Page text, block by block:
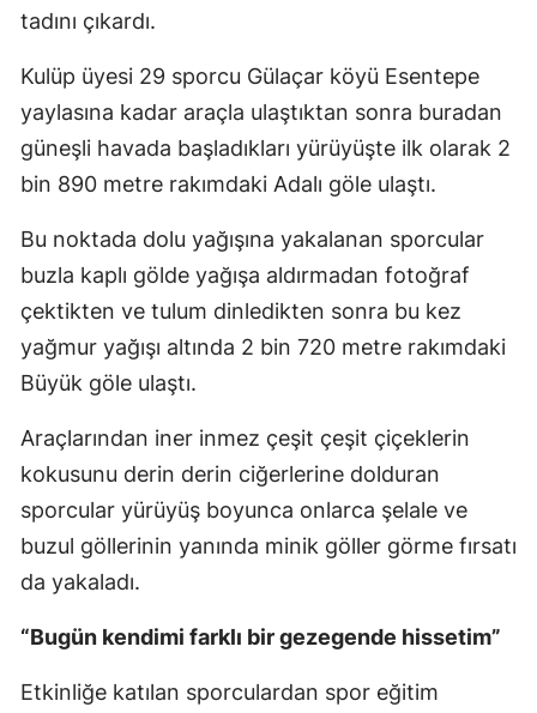
Sakarya
Samsun
Sivas
Tekirdağ
Trabzon
Tunceli
Şanlıurfa
Van
Yozgat
tadını çıkardı.
Kulüp üyesi 29 sporcu Gülaçar köyü Esentepe
yaylasına kadar araçla ulaştıktan sonra buradan
güneşli havada başladıkları yürüyüşte ilk olarak 2
bin 890 metre rakımdaki Adalı göle ulaştı.
Bu noktada dolu yağışına yakalanan sporcular
buzla kaplı gölde yağışa aldırmadan fotoğraf
çektikten ve tulum dinledikten sonra bu kez
yağmur yağışı altında 2 bin 720 metre rakımdaki
Büyük göle ulaştı.
Araçlarından iner inmez çeşit çeşit çiçeklerin
kokusunu derin derin ciğerlerine dolduran
sporcular yürüyüş boyunca onlarca şelale ve
buzul göllerinin yanında minik göller görme fırsatı
da yakaladı.
“Bugün kendimi farklı bir gezegende hissetim”
Etkinliğe katılan sporculardan spor eğitim